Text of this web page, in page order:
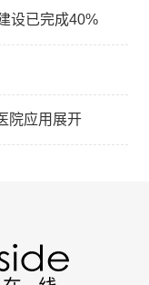
设已完成40%
院应用展开